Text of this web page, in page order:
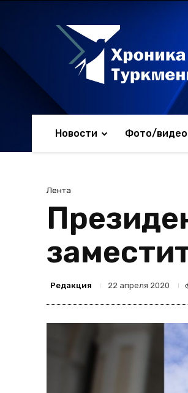
Новости Фото/видео
Лента
Редакция 22 апреля 2020